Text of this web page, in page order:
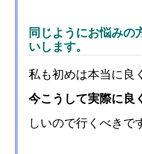
同じようにお悩みの
いします。
私も初めは本当に良
今こうして実際に良
しいので行くべきで